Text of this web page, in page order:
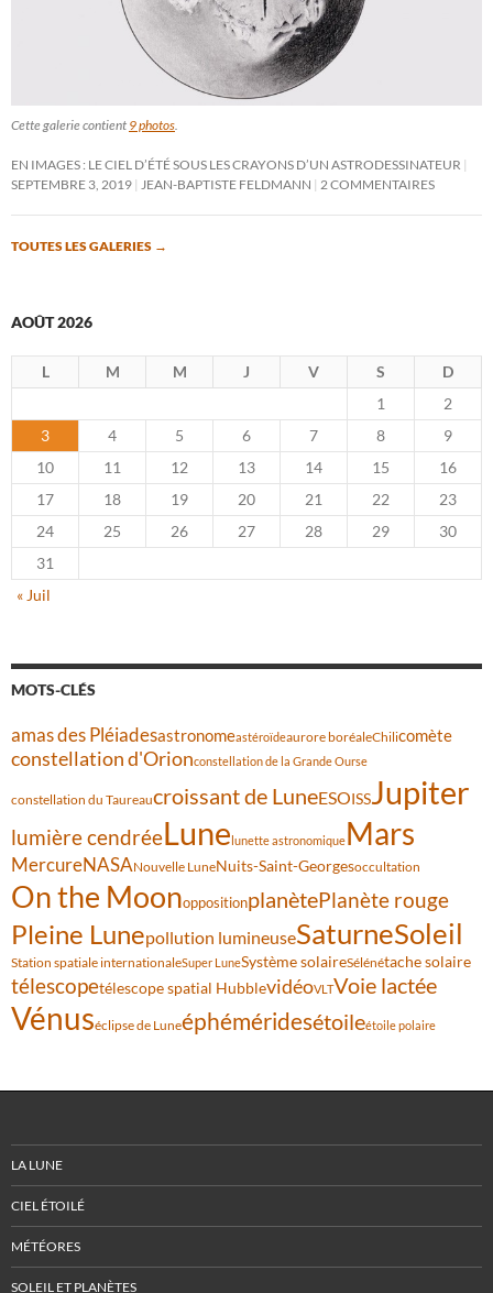
Cette galerie contient 9 photos.
EN IMAGES : LE CIEL D’ÉTÉ SOUS LES CRAYONS D’UN ASTRODESSINATEUR
SEPTEMBRE 3, 2019 JEAN-BAPTISTE FELDMANN 2 COMMENTAIRES
TOUTES LES GALERIES →
AOÛT 2026
L M M J V S
D
1
2
3
4 5 6 7 8
9
10
11 12 13 14 15
16
17
18 19 20 21 22
23
24
25 26 27 28 29
30
31
« Juil
MOTS-CLÉS
amas des Pléiadesastronomeastéroïdeaurore boréaleChilicomète
constellation d'Orionconstellation de la Grande Ourse
constellation du Taureaucroissant de LuneESOISSJupiter
lumière cendréeLune lunette astronomiqueMars
MercureNASANouvelle LuneNuits-Saint-Georgesoccultation
On the MoonoppositionplanètePlanète rouge
Pleine Lunepollution lumineuseSaturneSoleil
Station spatiale internationaleSuper LuneSystème solaireSélénétache solaire
télescopetélescope spatial HubblevidéoVLTVoie lactée
Vénuséclipse de Luneéphéméridesétoileétoile polaire
LA LUNE
CIEL ÉTOILÉ
MÉTÉORES
SOLEIL ET PLANÈTES